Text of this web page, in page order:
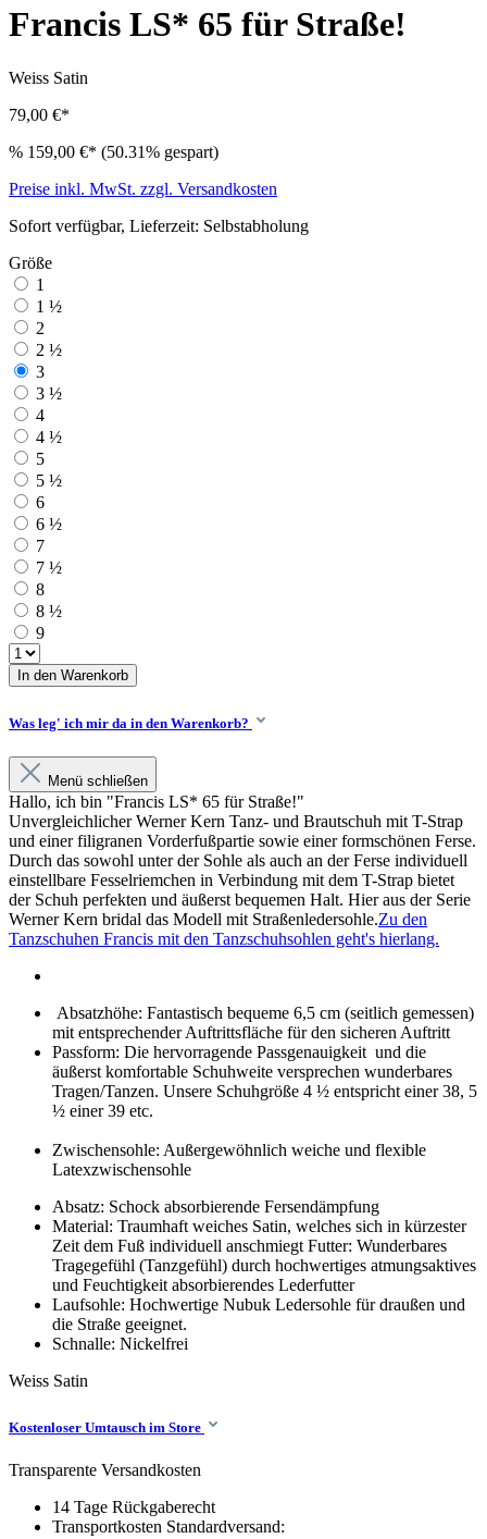
Francis LS* 65 für Straße!
Weiss Satin
79,00 €*
% 159,00 €* (50.31% gespart)
Preise inkl. MwSt. zzgl. Versandkosten
Sofort verfügbar, Lieferzeit: Selbstabholung
Größe
1
1 ½
2
2 ½
3
3 ½
4
4 ½
5
5 ½
6
6 ½
7
7 ½
8
8 ½
9
In den Warenkorb
Was leg' ich mir da in den Warenkorb?
Menü schließen
Hallo, ich bin "Francis LS* 65 für Straße!"
Unvergleichlicher Werner Kern Tanz- und Brautschuh mit T-Strap
und einer filigranen Vorderfußpartie sowie einer formschönen Ferse.
Durch das sowohl unter der Sohle als auch an der Ferse individuell
einstellbare Fesselriemchen in Verbindung mit dem T-Strap bietet
der Schuh perfekten und äußerst bequemen Halt. Hier aus der Serie
Werner Kern bridal das Modell mit Straßenledersohle.Zu den
Tanzschuhen Francis mit den Tanzschuhsohlen geht's hierlang.
Absatzhöhe: Fantastisch bequeme 6,5 cm (seitlich gemessen)
mit entsprechender Auftrittsfläche für den sicheren Auftritt
Passform: Die hervorragende Passgenauigkeit und die
äußerst komfortable Schuhweite versprechen wunderbares
Tragen/Tanzen. Unsere Schuhgröße 4 ½ entspricht einer 38, 5
½ einer 39 etc.
Zwischensohle: Außergewöhnlich weiche und flexible
Latexzwischensohle
Absatz: Schock absorbierende Fersendämpfung
Material: Traumhaft weiches Satin, welches sich in kürzester
Zeit dem Fuß individuell anschmiegt Futter: Wunderbares
Tragegefühl (Tanzgefühl) durch hochwertiges atmungsaktives
und Feuchtigkeit absorbierendes Lederfutter
Laufsohle: Hochwertige Nubuk Ledersohle für draußen und
die Straße geeignet.
Schnalle: Nickelfrei
Weiss Satin
Kostenloser Umtausch im Store
Transparente Versandkosten
14 Tage Rückgaberecht
Transportkosten Standardversand: